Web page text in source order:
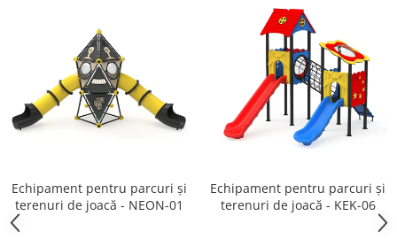
Echipament pentru parcuri și
terenuri de joacă - NEON-01
Echipament pentru parcuri și
terenuri de joacă - KEK-06